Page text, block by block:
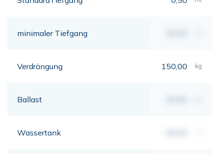
minimaler Tiefgang
Verdrängung 150,00 kg
Ballast
Wassertank